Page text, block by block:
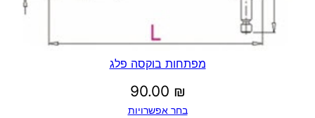
מפתחות בוקסה פלג
90.00 ₪
בחר אפשרויות